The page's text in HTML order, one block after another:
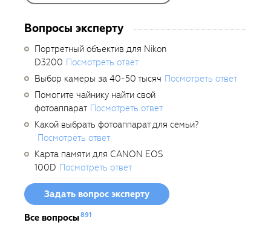
Вопросы эксперту
Портретный объектив для Nikon
D3200 Посмотреть ответ
Выбор камеры за 40-50 тысяч Посмотреть ответ
Помогите чайнику найти свой
фотоаппарат Посмотреть ответ
Какой выбрать фотоаппарат для семьи?
Посмотреть ответ
Карта памяти для CANON EOS
100D Посмотреть ответ
Задать вопрос эксперту
Все вопросы891